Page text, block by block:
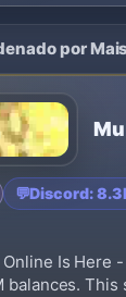
por
💬Discord:
Is
balances.